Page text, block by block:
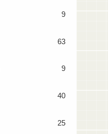
9
63
9
40
25